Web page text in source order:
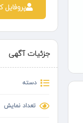
پروفایل
جزئیات آگهی
دسته
تعداد نمایش